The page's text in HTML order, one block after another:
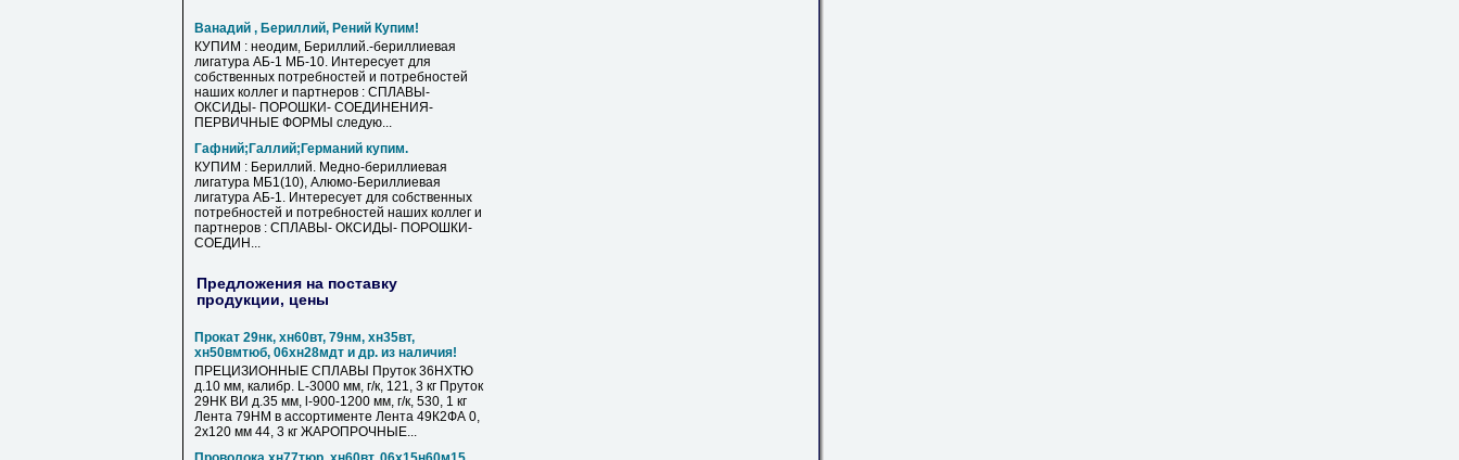
Ванадий , Бериллий, Рений Купим!
КУПИМ : неодим, Бериллий.-бериллиевая
лигатура АБ-1 МБ-10. Интересует для
собственных потребностей и потребностей
наших коллег и партнеров : СПЛАВЫ-
ОКСИДЫ- ПОРОШКИ- СОЕДИНЕНИЯ-
ПЕРВИЧНЫЕ ФОРМЫ следую...
Гафний;Галлий;Германий купим.
КУПИМ : Бериллий. Медно-бериллиевая
лигатура МБ1(10), Алюмо-Бериллиевая
лигатура АБ-1. Интересует для собственных
потребностей и потребностей наших коллег и
партнеров : СПЛАВЫ- ОКСИДЫ- ПОРОШКИ-
СОЕДИН...
Предложения на поставку
продукции, цены
Прокат 29нк, хн60вт, 79нм, хн35вт,
хн50вмтюб, 06хн28мдт и др. из наличия!
ПРЕЦИЗИОННЫЕ СПЛАВЫ Пруток 36НХТЮ
д.10 мм, калибр. L-3000 мм, г/к, 121, 3 кг Пруток
29НК ВИ д.35 мм, l-900-1200 мм, г/к, 530, 1 кг
Лента 79НМ в ассортименте Лента 49К2ФА 0,
2х120 мм 44, 3 кг ЖАРОПРОЧНЫЕ...